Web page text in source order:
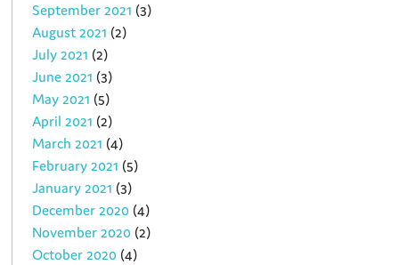
September 2021 (3)
August 2021 (2)
July 2021 (2)
June 2021 (3)
May 2021 (5)
April 2021 (2)
March 2021 (4)
February 2021 (5)
January 2021 (3)
December 2020 (4)
November 2020 (2)
October 2020 (4)